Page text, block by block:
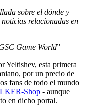
sobre el dónde y
relacionadas en
Game World”
Yeltishev, esta primera
por un precio de
fans de todo el mundo
Shop - aunque
en dicho portal.